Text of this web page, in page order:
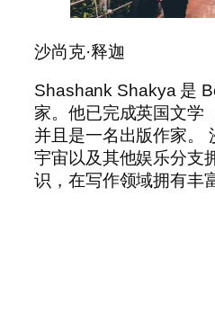
沙尚克·释迦
Shashank Shakya 是
家。他已完成英国文学
并且是一名出版作家。
宇宙以及其他娱乐分支
识，在写作领域拥有丰